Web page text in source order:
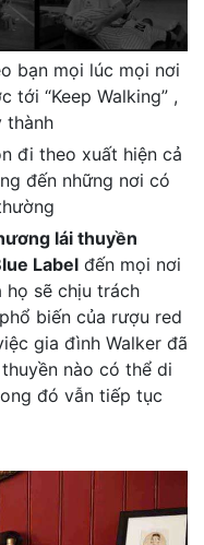
bạn mọi lúc mọi nơi
tới “Keep Walking” ,
thành
đi theo xuất hiện cả
đến những nơi có
lái thuyền
Labelđến mọi nơi
sẽ chịu trách
biến của rượu red
gia đình Walker đã
nào có thể di
đó vẫn tiếp tục